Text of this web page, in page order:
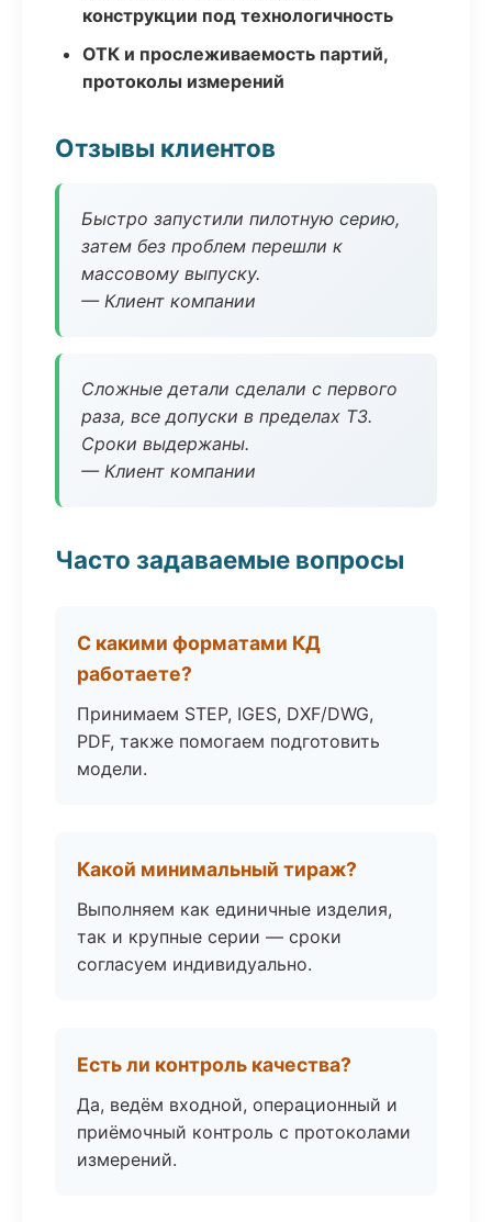
конструкции под технологичность
ОТК и прослеживаемость партий,
протоколы измерений
Отзывы клиентов
Быстро запустили пилотную серию,
затем без проблем перешли к
массовому выпуску.
— Клиент компании
Сложные детали сделали с первого
раза, все допуски в пределах ТЗ.
Сроки выдержаны.
— Клиент компании
Часто задаваемые вопросы
С какими форматами КД
работаете?
Принимаем STEP, IGES, DXF/DWG,
PDF, также помогаем подготовить
модели.
Какой минимальный тираж?
Выполняем как единичные изделия,
так и крупные серии — сроки
согласуем индивидуально.
Есть ли контроль качества?
Да, ведём входной, операционный и
приёмочный контроль с протоколами
измерений.